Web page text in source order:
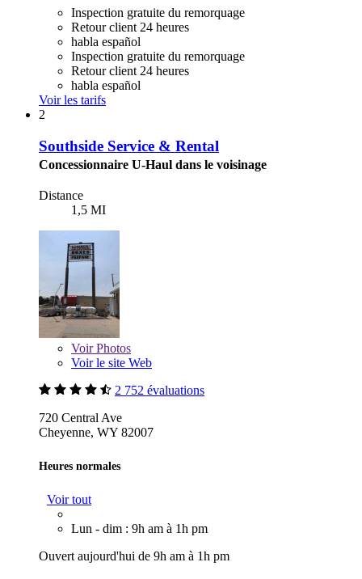
Inspection gratuite du remorquage
Retour client 24 heures
habla español
Inspection gratuite du remorquage
Retour client 24 heures
habla español
Voir les tarifs
2
Southside Service & Rental
Concessionnaire U-Haul dans le voisinage
Distance
1,5 MI
VoirPhotos
Voir le site Web
2 752 évaluations
720 Central Ave
Cheyenne, WY 82007
Heures normales
Voir tout
Lun - dim : 9h am à 1h pm
Ouvert aujourd'hui de 9h am à 1h pm